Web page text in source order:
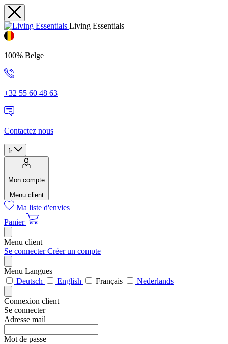
Living Essentials
100% Belge
+32 55 60 48 63
Contactez nous
fr
Mon compte
Menu client
Ma liste d'envies
Panier
Menu client
Se connecterCréer un compte
Menu Langues
Deutsch
English Français Nederlands
Connexion client
Se connecter
Adresse mail
Mot de passe